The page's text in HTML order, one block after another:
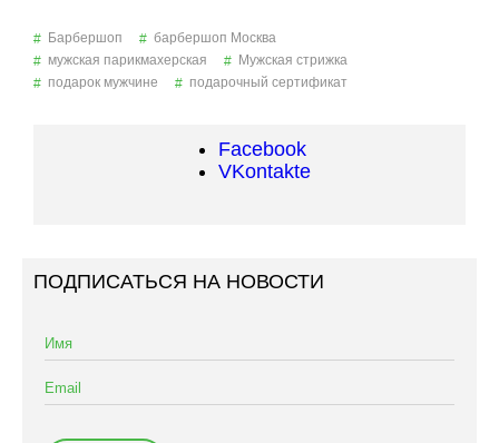
Барбершоп
барбершоп Москва
мужская парикмахерская
Мужская стрижка
подарок мужчине
подарочный сертификат
Facebook
VKontakte
ПОДПИСАТЬСЯ НА НОВОСТИ